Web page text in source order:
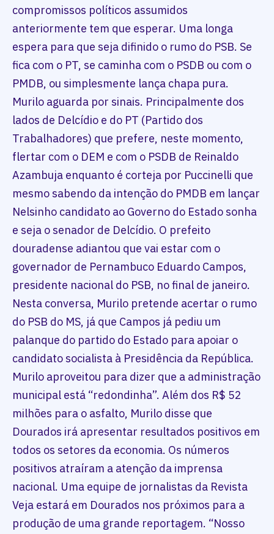
compromissos políticos assumidos
anteriormente tem que esperar. Uma longa
espera para que seja difinido o rumo do PSB. Se
fica com o PT, se caminha com o PSDB ou com o
PMDB, ou simplesmente lança chapa pura.
Murilo aguarda por sinais. Principalmente dos
lados de Delcídio e do PT (Partido dos
Trabalhadores) que prefere, neste momento,
flertar com o DEM e com o PSDB de Reinaldo
Azambuja enquanto é corteja por Puccinelli que
mesmo sabendo da intenção do PMDB em lançar
Nelsinho candidato ao Governo do Estado sonha
e seja o senador de Delcídio. O prefeito
douradense adiantou que vai estar com o
governador de Pernambuco Eduardo Campos,
presidente nacional do PSB, no final de janeiro.
Nesta conversa, Murilo pretende acertar o rumo
do PSB do MS, já que Campos já pediu um
palanque do partido do Estado para apoiar o
candidato socialista à Presidência da República.
Murilo aproveitou para dizer que a administração
municipal está “redondinha”. Além dos R$ 52
milhões para o asfalto, Murilo disse que
Dourados irá apresentar resultados positivos em
todos os setores da economia. Os números
positivos atraíram a atenção da imprensa
nacional. Uma equipe de jornalistas da Revista
Veja estará em Dourados nos próximos para a
produção de uma grande reportagem. “Nosso